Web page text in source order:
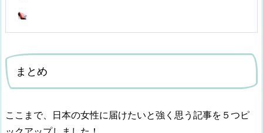
まとめ
ここまで、日本の女性に届けたいと強く思う記事を５つピ